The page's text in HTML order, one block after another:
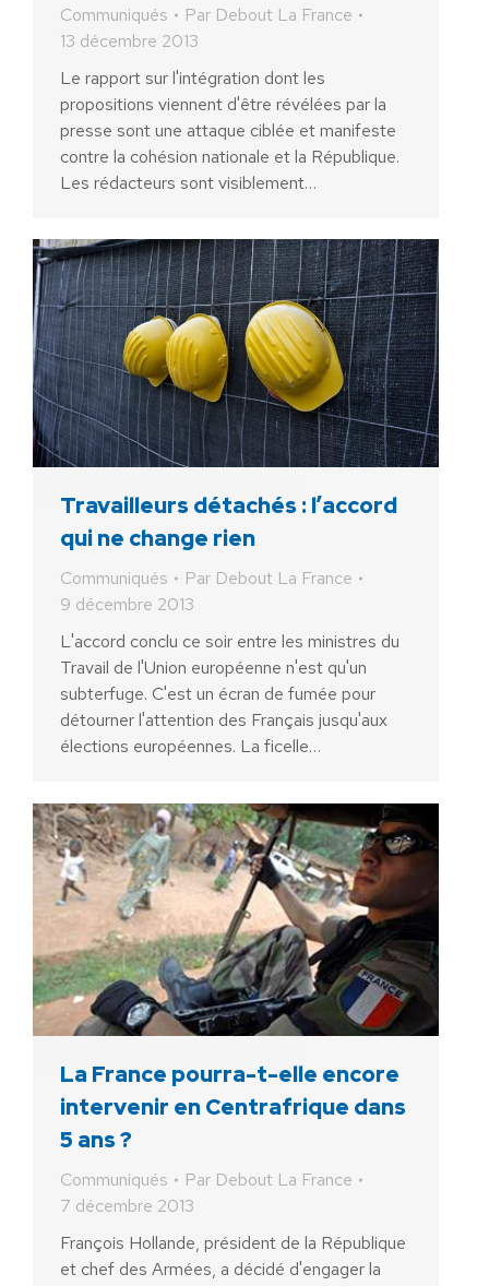
Communiqués Par Debout La France
13 décembre 2013
Le rapport sur l'intégration dont les
propositions viennent d'être révélées par la
presse sont une attaque ciblée et manifeste
contre la cohésion nationale et la République.
Les rédacteurs sont visiblement…
Travailleurs détachés : l’accord
qui ne change rien
Communiqués Par Debout La France
9 décembre 2013
L'accord conclu ce soir entre les ministres du
Travail de l'Union européenne n'est qu'un
subterfuge. C'est un écran de fumée pour
détourner l'attention des Français jusqu'aux
élections européennes. La ficelle…
La France pourra-t-elle encore
intervenir en Centrafrique dans
5 ans ?
Communiqués Par Debout La France
7 décembre 2013
François Hollande, président de la République
et chef des Armées, a décidé d'engager la